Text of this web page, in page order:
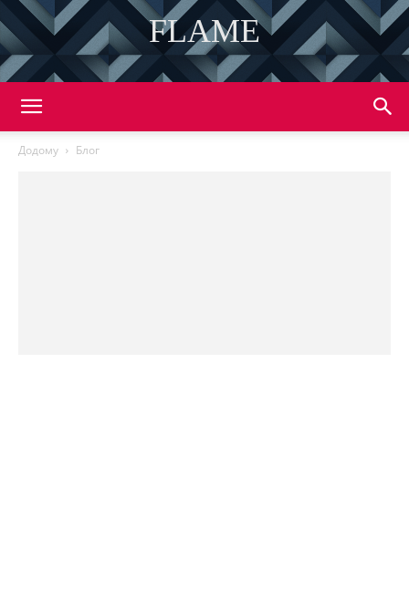
FLAME
DISCOVER THE ART OF PUBLISHING
Додому Блог